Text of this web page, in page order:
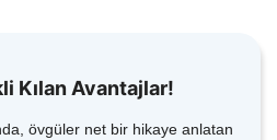
Kılan Avantajlar!
övgüler net bir hikaye anlatan